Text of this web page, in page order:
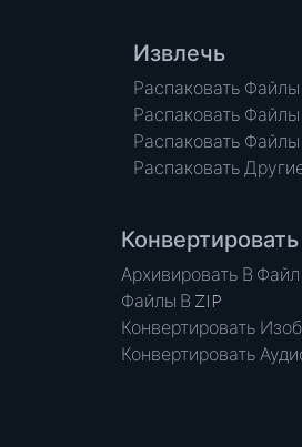
Извлечь
Распаковать Файлы
Распаковать Файлы
Распаковать
Распаковать
Конвертировать
Архивировать В Файл
Файлы В ZIP
Конвертировать
Конвертировать